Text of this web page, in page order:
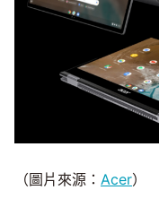
（圖片來源： Acer）